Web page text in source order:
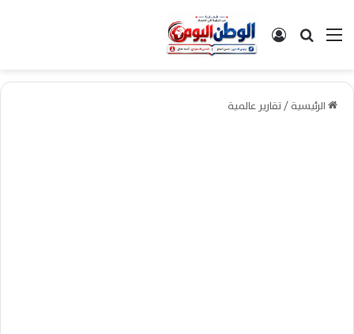
القائمةبحث عن تسجيل الدخول
الرئيسية/تقارير عالمية